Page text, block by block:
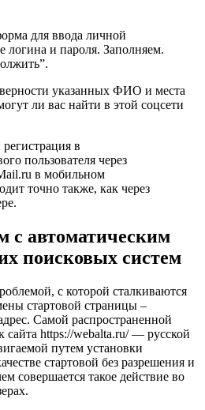
для ввода личной
логина и пароля. Заполняем.
указанных ФИО и места
ли вас найти в этой соцсети
в
пользователя через
в мобильном
точно также, как через
с автоматическим
поисковых систем
с которой сталкиваются
стартовой страницы –
Самой распространенной
сайта https://webalta.ru/ — русской
путем установки
стартовой без разрешения и
совершается такое действие во